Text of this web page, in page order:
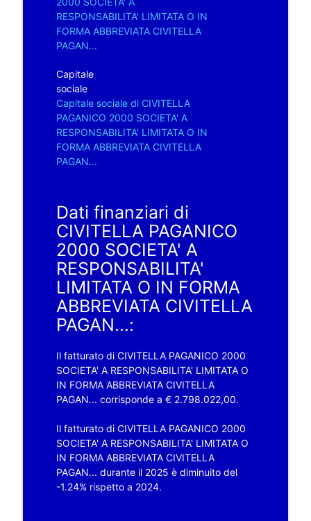
RESPONSABILITA' LIMITATA O IN
FORMA ABBREVIATA CIVITELLA
PAGAN...
Capitale
sociale
Capitale sociale di CIVITELLA
PAGANICO 2000 SOCIETA' A
RESPONSABILITA' LIMITATA O IN
FORMA ABBREVIATA CIVITELLA
PAGAN...
Dati finanziari di
CIVITELLA PAGANICO
2000 SOCIETA' A
RESPONSABILITA'
LIMITATA O IN FORMA
ABBREVIATA CIVITELLA
PAGAN...:
Il fatturato di CIVITELLA PAGANICO 2000
SOCIETA' A RESPONSABILITA' LIMITATA O
IN FORMA ABBREVIATA CIVITELLA
PAGAN... corrisponde a € 2.798.022,00.
Il fatturato di CIVITELLA PAGANICO 2000
SOCIETA' A RESPONSABILITA' LIMITATA O
IN FORMA ABBREVIATA CIVITELLA
PAGAN... durante il 2025 è diminuito del
-1.24% rispetto a 2024.